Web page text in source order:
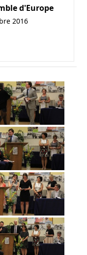
d'Europe
2016